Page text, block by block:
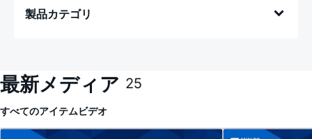
製品カテゴリ
最新メディア 25
すべてのアイテムビデオ